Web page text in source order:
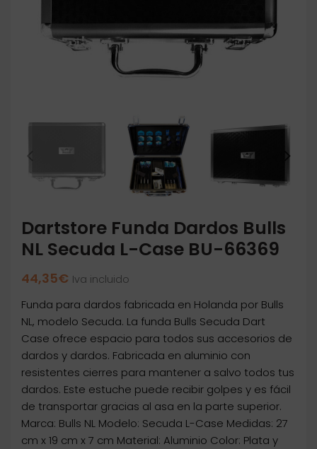
Dartstore Funda Dardos Bulls
NL Secuda L-Case BU-66369
44,35€ Iva incluido
Funda para dardos fabricada en Holanda por Bulls
NL, modelo Secuda. La funda Bulls Secuda Dart
Case ofrece espacio para todos sus accesorios de
dardos y dardos. Fabricada en aluminio con
resistentes cierres para mantener a salvo todos tus
dardos. Este estuche puede recibir golpes y es fácil
de transportar gracias al asa en la parte superior.
Marca: Bulls NL Modelo: Secuda L-Case Medidas: 27
cm x 19 cm x 7 cm Material: Aluminio Color: Plata y